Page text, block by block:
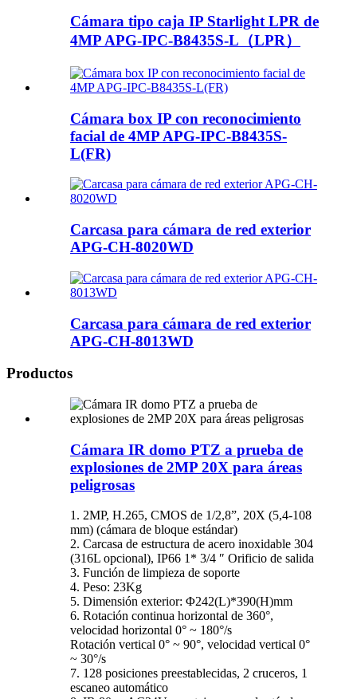
Cámara tipo caja IP Starlight LPR de
4MP APG-IPC-B8435S-L（LPR）
Cámara box IP con reconocimiento
facial de 4MP APG-IPC-B8435S-
L(FR)
Carcasa para cámara de red exterior
APG-CH-8020WD
Carcasa para cámara de red exterior
APG-CH-8013WD
Productos
Cámara IR domo PTZ a prueba de
explosiones de 2MP 20X para áreas
peligrosas
1. 2MP, H.265, CMOS de 1/2,8”, 20X (5,4-108
mm) (cámara de bloque estándar)
2. Carcasa de estructura de acero inoxidable 304
(316L opcional), IP66 1* 3/4 ​​″ Orificio de salida
3. Función de limpieza de soporte
4. Peso: 23Kg
5. Dimensión exterior: Φ242(L)*390(H)mm
6. Rotación continua horizontal de 360°,
velocidad horizontal 0° ~ 180°/s
Rotación vertical 0° ~ 90°, velocidad vertical 0°
~ 30°/s
7. 128 posiciones preestablecidas, 2 cruceros, 1
escaneo automático